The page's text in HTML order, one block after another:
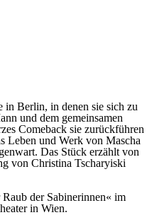
in Berlin, in denen sie sich zu
und dem gemeinsamen
Comeback sie zurückführen
Leben und Werk von Mascha
Das Stück erzählt von
von Christina Tscharyiski
der Sabinerinnen« im
in Wien.